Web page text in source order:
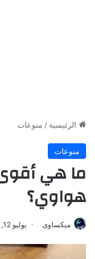
الرئيسية / منوعات
منوعات
ما هي
هواوي؟
ميكساوى يوليو 12, 2022